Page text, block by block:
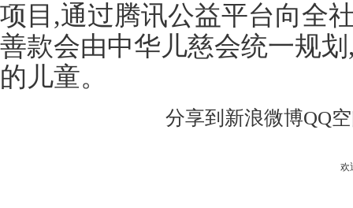
项目,通过腾讯公益平台向全
善款会由中华儿慈会统一规
的儿童。
分享到 新浪微博QQ
欢